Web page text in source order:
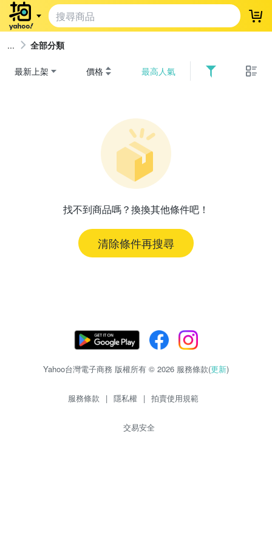
登
全部分類
最新上架 價格 最高人氣
找不到商品嗎？換換其他條件吧！
清除條件再搜尋
Yahoo台灣電子商務 版權所有 © 2026 服務條款(更新)
服務條款 | 隱私權 | 拍賣使用規範
交易安全